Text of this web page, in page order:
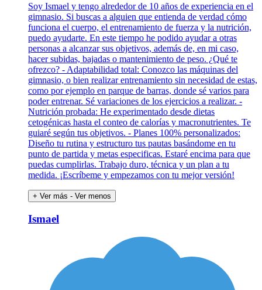
Soy Ismael y tengo alrededor de 10 años de experiencia en el
gimnasio. Si buscas a alguien que entienda de verdad cómo
funciona el cuerpo, el entrenamiento de fuerza y la nutrición,
puedo ayudarte. En este tiempo he podido ayudar a otras
personas a alcanzar sus objetivos, además de, en mi caso,
hacer subidas, bajadas o mantenimiento de peso. ¿Qué te
ofrezco? - Adaptabilidad total: Conozco las máquinas del
gimnasio, o bien realizar entrenamiento sin necesidad de estas,
como por ejemplo en parque de barras, donde sé varios para
poder entrenar. Sé variaciones de los ejercicios a realizar. -
Nutrición probada: He experimentado desde dietas
cetogénicas hasta el conteo de calorías y macronutrientes. Te
guiaré según tus objetivos. - Planes 100% personalizados:
Diseño tu rutina y estructuro tus pautas basándome en tu
punto de partida y metas especificas. Estaré encima para que
puedas cumplirlas. Trabajo duro, técnica y un plan a tu
medida. ¡Escríbeme y empezamos con tu mejor versión!
+ Ver más - Ver menos
Ismael